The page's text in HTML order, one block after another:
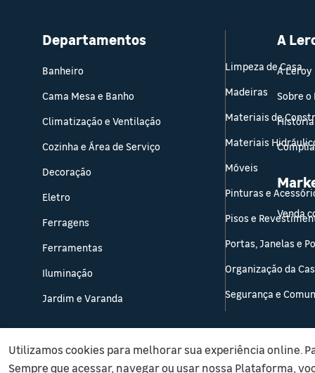
Departamentos
Banheiro
Cama Mesa e Banho
Climatização e Ventilação
Cozinha e Área de Serviço
Decoração
Eletro
Ferragens
Ferramentas
Iluminação
Jardim e Varanda
Limpeza de Casa
Madeiras
Materiais de
Materiais
Móveis
Pinturas e
Pisos e
Portas, Janelas e
Organização da
Segurança e
A
A
Sobre o
História
Venda
Utilizamos cookies para melhorar sua experiência online.
Sempre que acessar, navegar ou usar nossa Plataforma,